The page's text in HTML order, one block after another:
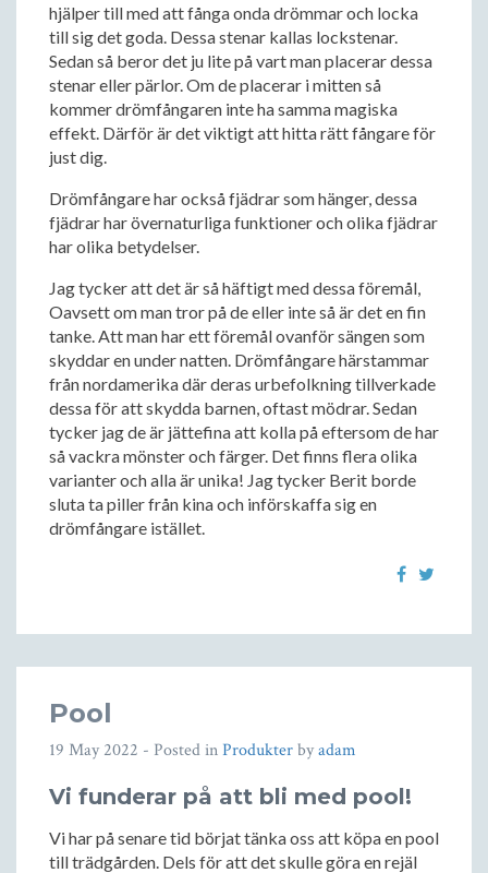
hjälper till med att fånga onda drömmar och locka
till sig det goda. Dessa stenar kallas lockstenar.
Sedan så beror det ju lite på vart man placerar dessa
stenar eller pärlor. Om de placerar i mitten så
kommer drömfångaren inte ha samma magiska
effekt. Därför är det viktigt att hitta rätt fångare för
just dig.
Drömfångare har också fjädrar som hänger, dessa
fjädrar har övernaturliga funktioner och olika fjädrar
har olika betydelser.
Jag tycker att det är så häftigt med dessa föremål,
Oavsett om man tror på de eller inte så är det en fin
tanke. Att man har ett föremål ovanför sängen som
skyddar en under natten. Drömfångare härstammar
från nordamerika där deras urbefolkning tillverkade
dessa för att skydda barnen, oftast mödrar. Sedan
tycker jag de är jättefina att kolla på eftersom de har
så vackra mönster och färger. Det finns flera olika
varianter och alla är unika! Jag tycker Berit borde
sluta ta piller från kina och införskaffa sig en
drömfångare istället.
Pool
19 May 2022 - Posted inProdukterbyadam
Vi funderar på att bli med pool!
Vi har på senare tid börjat tänka oss att köpa en pool
till trädgården. Dels för att det skulle göra en rejäl